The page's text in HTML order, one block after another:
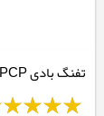
تفنگ بادی PCP دی استیت هانتسمن رگال XL